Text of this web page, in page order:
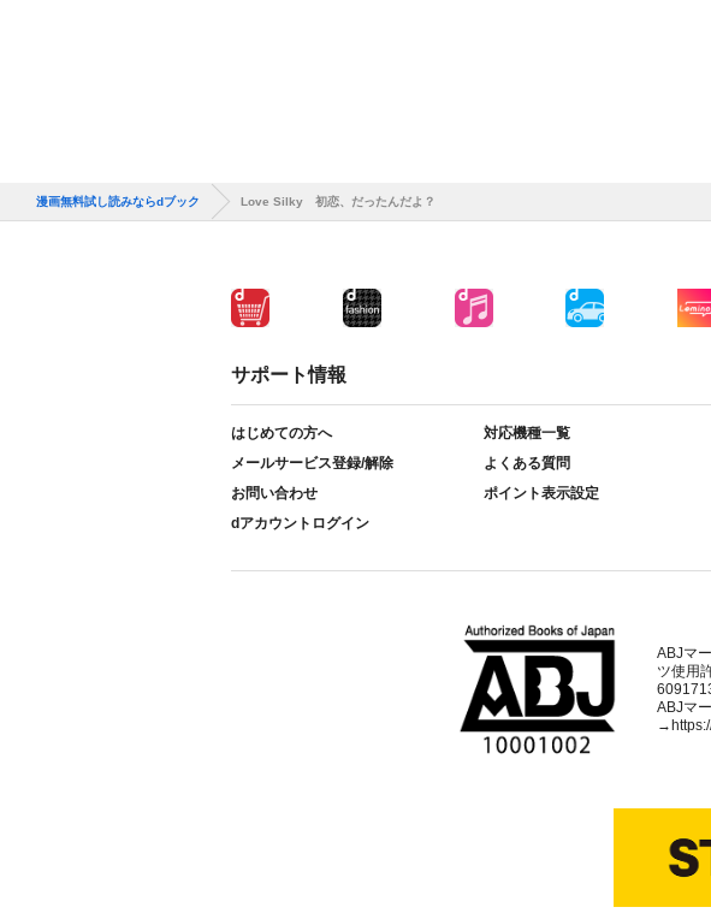
漫画無料試し読みならdブック Love Silky 初恋、だったんだよ？
サポート情報
はじめての方へ
対応機種一覧
メールサービス登録/解除
よくある質問
お問い合わせ
ポイント表示設定
dアカウントログイン
ABJマ
ツ使用
ABJマ
→